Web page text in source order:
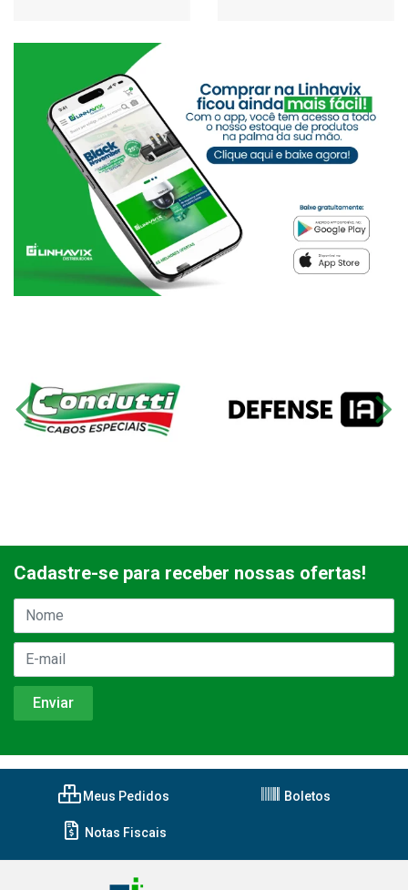
Cadastre-se para receber nossas ofertas!
Meus Pedidos Boletos
Notas Fiscais